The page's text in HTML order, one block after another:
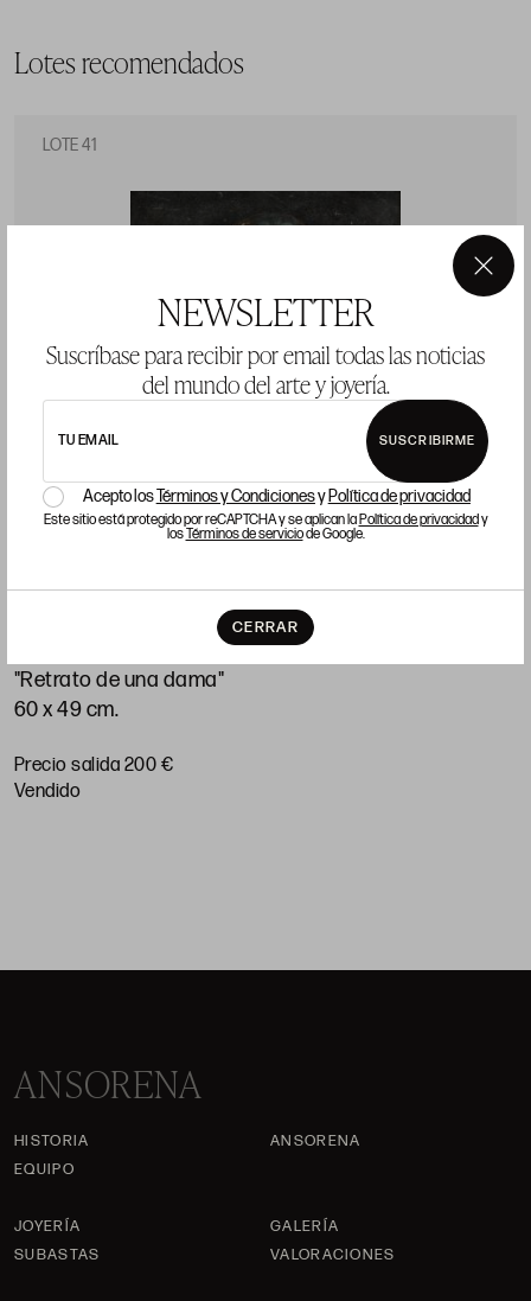
NEWSLETTER
Suscríbase para recibir por email todas las noticias
del mundo del arte y joyería.
TU EMAIL SUSCRIBIRME
Acepto losTérminos y Condicionesy Política de privacidad
Este sitio está protegido por reCAPTCHA y se aplican laPolítica de privacidady
losTérminos de serviciode Google.
CERRAR
×
Lotes recomendados
LOTE 41
"Retrato de una dama"
60 x 49 cm.
Precio salida 200 €
vendido
ANSORENA
HISTORIA
ANSORENA
EQUIPO
JOYERÍA
GALERÍA
SUBASTAS
VALORACIONES